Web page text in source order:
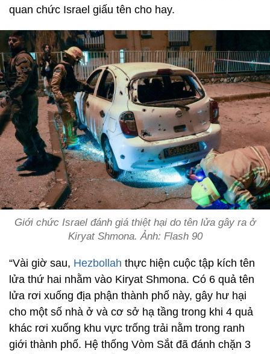
quan chức Israel giấu tên cho hay.
Giới chức Israel đánh giá thiệt hại do tên lửa gây ra ở
Kiryat Shmona. Ảnh: Flash 90
“Vài giờ sau, Hezbollah thực hiện cuộc tập kích tên
lửa thứ hai nhằm vào Kiryat Shmona. Có 6 quả tên
lửa rơi xuống địa phận thành phố này, gây hư hại
cho một số nhà ở và cơ sở hạ tầng trong khi 4 quả
khác rơi xuống khu vực trống trải nằm trong ranh
giới thành phố. Hệ thống Vòm Sắt đã đánh chặn 3